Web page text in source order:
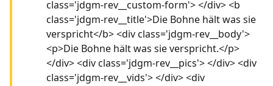
class='jdgm-rev__custom-form'> </div> <b
class='jdgm-rev__title'>Die Bohne hält was sie
verspricht</b> <div class='jdgm-rev__body'>
<p>Die Bohne hält was sie verspricht.</p>
</div> <div class='jdgm-rev__pics'> </div> <div
class='jdgm-rev__vids'> </div> <div